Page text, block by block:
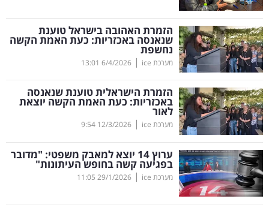
דעות
רכילות
עסקית
קריפטו
ויראלי
טלוויזיה
עסקי
ספורט
הזמרת האהובה בישראל טוענת
שנאנסה באכזריות: כעת האמת הקשה
נחשפת
מערכת ice |
6/4/2026
13:01
הזמרת הישראלית טוענת שנאנסה
באכזריות: כעת האמת הקשה יוצאת
לאור
מערכת ice |
12/3/2026
9:54
ערוץ 14 יוצא למאבק משפטי: "מדובר
בפגיעה קשה בחופש העיתונות"
מערכת ice |
29/1/2026
11:05